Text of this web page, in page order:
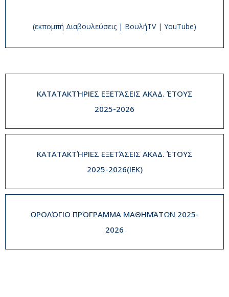
(εκπομπή Διαβουλεύσεις | ΒουλήTV | YouTube)
ΚΑΤΑΤΑΚΤΉΡΙΕΣ ΕΞΕΤΆΣΕΙΣ ΑΚΑΔ. ΈΤΟΥΣ
2025-2026
ΚΑΤΑΤΑΚΤΉΡΙΕΣ ΕΞΕΤΆΣΕΙΣ ΑΚΑΔ. ΈΤΟΥΣ
2025-2026(IEK)
ΩΡΟΛΌΓΙΟ ΠΡΌΓΡΑΜΜΑ ΜΑΘΗΜΆΤΩΝ 2025-
2026